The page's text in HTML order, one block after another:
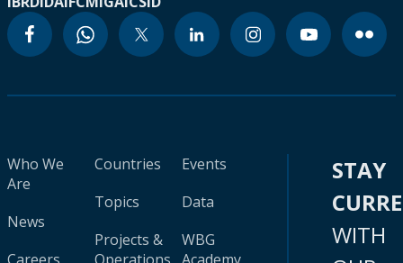
Who We
Are
News
Countries
Topics
Projects &
Events
Data
WBG
STAY
WITH